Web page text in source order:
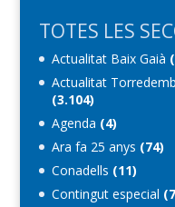
TOTES LES
Actualitat Baix Gaià
Actualitat
(3.104)
Agenda (4)
Ara fa 25 anys (74)
Conadells (11)
Contingut especial